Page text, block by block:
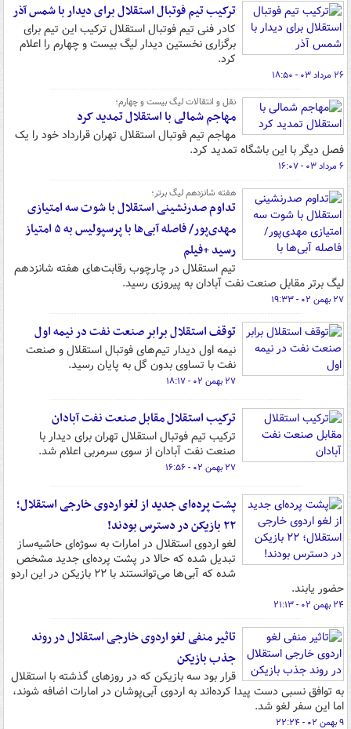
ترکیب تیم فوتبال استقلال برای دیدار با شمس آذر
کادر فنی تیم فوتبال استقلال ترکیب این تیم برای
برگزاری نخستین دیدار لیگ بیست و چهارم را اعلام
کرد.
۲۶ مرداد ۰۳ - ۱۸:۵۰
نقل و انتقالات لیگ بیست و چهارم؛
مهاجم شمالی با استقلال تمدید کرد
مهاجم تیم فوتبال استقلال تهران قرارداد خود را یک
فصل دیگر با این باشگاه تمدید کرد.
۶ مرداد ۰۳ - ۱۶:۰۷
هفته شانزدهم لیگ برتر؛
تداوم صدرنشینی استقلال با شوت سه امتیازی
مهدی‌پور/ فاصله آبی‌ها با پرسپولیس به ۵ امتیاز
رسید +فیلم
تیم استقلال در چارچوب رقابت‌های هفته شانزدهم
لیگ برتر مقابل صنعت نفت آبادان به پیروزی رسید.
۲۷ بهمن ۰۲ - ۱۹:۳۳
توقف استقلال برابر صنعت نفت در نیمه اول
نیمه اول دیدار تیم‌های فوتبال استقلال و صنعت
نفت با تساوی بدون گل به پایان رسید.
۲۷ بهمن ۰۲ - ۱۸:۱۷
ترکیب استقلال مقابل صنعت نفت آبادان
ترکیب تیم فوتبال استقلال تهران برای دیدار با
صنعت نفت آبادان از سوی سرمربی اعلام شد.
۲۷ بهمن ۰۲ - ۱۶:۵۶
پشت پرده‌ای جدید از لغو اردوی خارجی استقلال؛
۲۲ بازیکن در دسترس بودند!
لغو اردوی استقلال در امارات به سوژه‌ای حاشیه‌ساز
تبدیل شده که حالا در پشت پرده‌ای جدید مشخص
شده که آبی‌ها می‌توانستند با ۲۲ بازیکن در این اردو
حضور یابند.
۲۴ بهمن ۰۲ - ۲۱:۱۳
تاثیر منفی لغو اردوی خارجی استقلال در روند
جذب بازیکن
قرار بود سه بازیکن که در روزهای گذشته با استقلال
به توافق نسبی دست پیدا کرده‌اند به اردوی آبی‌پوشان در امارات اضافه شوند،
اما این سفر لغو شد.
۹ بهمن ۰۲ - ۲۲:۲۴